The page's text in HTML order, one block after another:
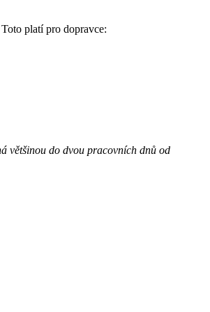
platí pro dopravce:
většinou do dvou pracovních dnů od